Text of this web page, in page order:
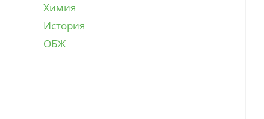
Химия
История
ОБЖ